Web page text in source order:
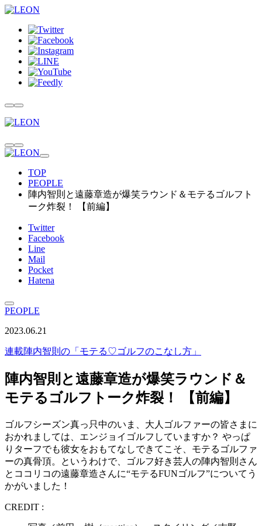
TOP
PEOPLE
陣内智則と遠藤章造が爆笑ラウンド＆モテるゴルフト
ーク炸裂！ 【前編】
Twitter
Facebook
Line
Mail
Pocket
Hatena
PEOPLE
2023.06.21
連載陣内智則の「モテる♡ゴルフのこなし方」
陣内智則と遠藤章造が爆笑ラウンド＆
モテるゴルフトーク炸裂！ 【前編】
ゴルフシーズン真っ只中のいま、大人ゴルファーの皆さまに
おかれましては、エンジョイゴルフしていますか？ やっぱ
りターフでも彼女をおもてなしできてこそ、モテるゴルファ
ーの真骨頂。というわけで、ゴルフ好き芸人の陣内智則さん
とココリコの遠藤章造さんに“モテるFUNゴルフ”についてう
かがいました！
CREDIT :